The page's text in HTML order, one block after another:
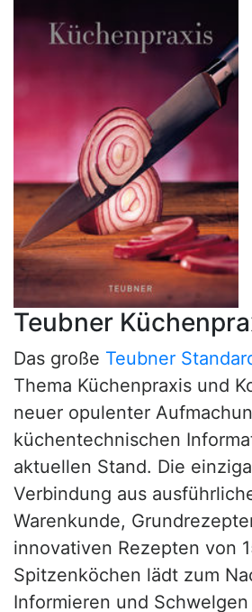
Teubner
Das große Teubner
Thema Küchenpraxis und
neuer opulenter
küchentechnischen
aktuellen Stand. Die
Verbindung aus
Warenkunde,
innovativen Rezepten von
Spitzenköchen lädt zum
Informieren und